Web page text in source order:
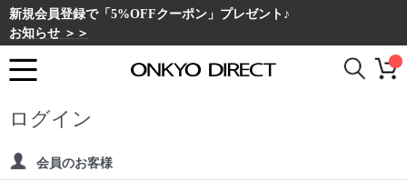
新規会員登録で「5%OFFクーポン」プレゼント♪
お知らせ ＞＞
ログイン
会員のお客様